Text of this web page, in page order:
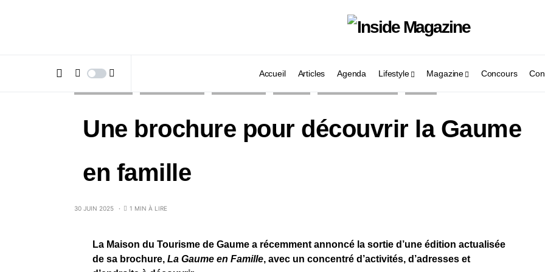
Accueil Articles Agenda Lifestyle Magazine Concours
Une brochure pour découvrir la Gaume
en famille
30 JUIN 2025 1 MIN À LIRE
La Maison du Tourisme de Gaume a récemment annoncé la sortie d’une édition actualisée
de sa brochure, La Gaume en Famille, avec un concentré d’activités, d’adresses et